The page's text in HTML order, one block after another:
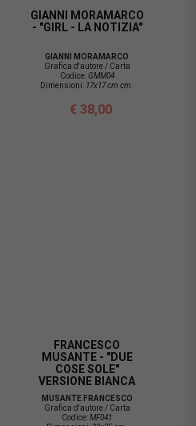
GIANNI MORAMARCO
- "GIRL - LA NOTIZIA"
GIANNI MORAMARCO
Grafica d'autore / Carta
Codice:GMM04
Dimensioni: 17x17 cm cm.
€ 38,00
FRANCESCO
MUSANTE - "DUE
COSE SOLE"
VERSIONE BIANCA
MUSANTE FRANCESCO
Grafica d'autore / Carta
Codice:MF041